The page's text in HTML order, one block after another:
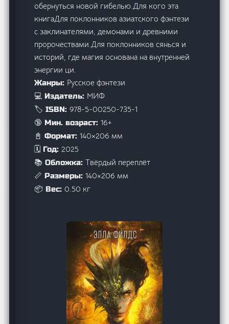
обернуться новой гибелью.Для кого эта
книгаДля поклонников азиатского фэнтези
с заклинателями, демонами и древними
пророчествами.Для поклонников сянься и
историй, где магия основана на внутренней
энергии ци.
Жанры: Русское фэнтези
💻 Издатель: МИФ
🏷️ ISBN:978-5-00250-735-1
🔞 Мин. возраст:16+
📓 Формат:140×206 мм
🗓️ Год:2025
📚 Обложка:Твёрдый переплёт
📏 Размеры:140×206 мм
📦 Вес:0.50 кг